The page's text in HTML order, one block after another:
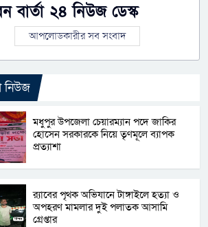
বার্তা ২৪ নিউজ ডেস্ক
আপলোডকারীর সব সংবাদ
নিউজ
মধুপুর উপজেলা চেয়ারম্যান পদে জাকির
হোসেন সরকারকে নিয়ে তৃণমূলে ব্যাপক
প্রত্যাশা
র‌্যাবের পৃথক অভিযানে টাঙ্গাইলে হত্যা ও
অপহরণ মামলার দুই পলাতক আসামি
গ্রেপ্তার